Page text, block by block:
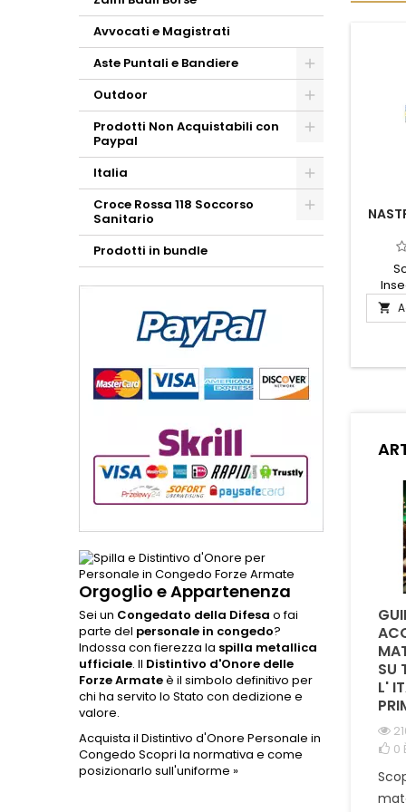
Avvocati e Magistrati
Aste Puntali e Bandiere
Outdoor
Prodotti Non Acquistabili con
Paypal
Italia
Croce Rossa 118 Soccorso
Sanitario
Prodotti in bundle
Orgoglio e Appartenenza
Sei un Congedato della Difesa o fai
parte del personale in congedo?
Indossa con fierezza la spilla metallica
ufficiale. Il Distintivo d'Onore delle
Forze Armateè il simbolo definitivo per
chi ha servito lo Stato con dedizione e
valore.
Acquista il Distintivo d'Onore Personale in
Congedo Scopri la normativa e come
posizionarlo sull'uniforme »

È LA DIFFERENZA
LA CORDURA
E IL NYLON NEI
CARICATORI E
TATTICI ?
981 visualizzazioni
perché la Cordura
è la scelta ideale
È POSSIBILE
PERSONALIZZARE
PATCH CON NUMERO
DI MATRICOLA E
GRUPPO SANGUIGNO
?
2633 visualizzazioni
0È piaciuto
Scopri come
SU
L'
0